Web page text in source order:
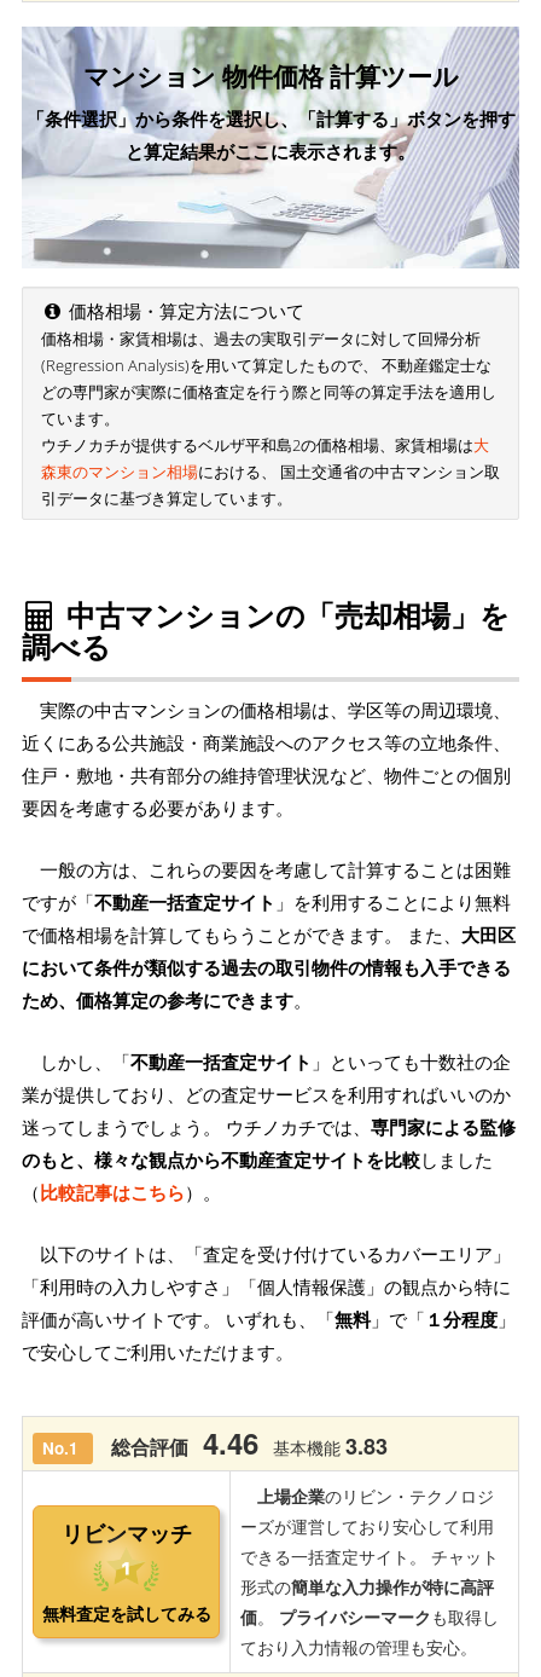
マンション 物件価格 計算ツール
「条件選択」から条件を選択し、「計算する」ボタンを押す
と算定結果がここに表示されます。
価格相場・算定方法について
価格相場・家賃相場は、過去の実取引データに対して回帰分析
(Regression Analysis)を用いて算定したもので、 不動産鑑定士な
どの専門家が実際に価格査定を行う際と同等の算定手法を適用し
ています。
ウチノカチが提供するベルザ平和島2の価格相場、家賃相場は大
森東のマンション相場における、 国土交通省の中古マンション取
引データに基づき算定しています。
中古マンションの「売却相場」を
調べる
実際の中古マンションの価格相場は、学区等の周辺環境、
近くにある公共施設・商業施設へのアクセス等の立地条件、
住戸・敷地・共有部分の維持管理状況など、物件ごとの個別
要因を考慮する必要があります。
一般の方は、これらの要因を考慮して計算することは困難
ですが「不動産一括査定サイト 」を利用することにより無料
で価格相場を計算してもらうことができます。 また、 大田区
において条件が類似する過去の取引物件の情報も入手できる
ため、価格算定の参考にできます。
しかし、「不動産一括査定サイト 」といっても十数社の企
業が提供しており、どの査定サービスを利用すればいいのか
迷ってしまうでしょう。 ウチノカチでは、 専門家による監修
のもと、様々な観点から不動産査定サイトを比較しました
（比較記事はこちら）。
以下のサイトは、「査定を受け付けているカバーエリア」
「利用時の入力しやすさ」「個人情報保護」の観点から特に
評価が高いサイトです。 いずれも、「無料」で「 １分程度 」
で安心してご利用いただけます。